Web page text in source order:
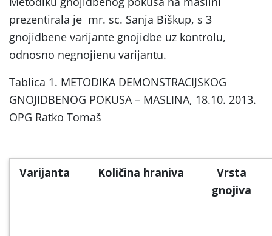
prezentirala je mr. sc. Sanja Biškup, s 3
gnojidbene varijante gnojidbe uz kontrolu,
odnosno negnojienu varijantu.
Tablica 1. METODIKA DEMONSTRACIJSKOG
GNOJIDBENOG POKUSA – MASLINA, 18.10. 2013.
OPG Ratko Tomaš
Varijanta Količina hraniva
Vrsta
gnojiva